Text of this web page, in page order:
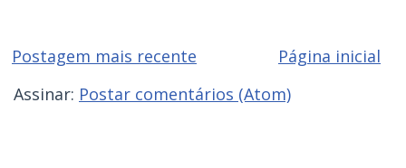
Postagem mais recente
Página inicial
Assinar: Postar comentários (Atom)